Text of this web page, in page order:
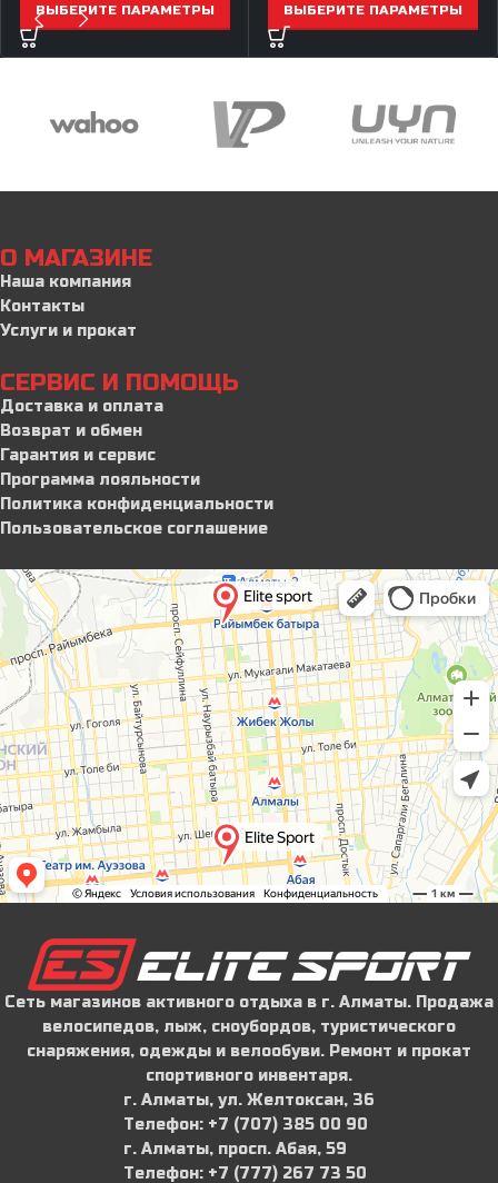
ВЫБЕРИТЕ ПАРАМЕТРЫ ВЫБЕРИТЕ ПАРАМЕТРЫ
О МАГАЗИНЕ
Наша компания
Контакты
Услуги и прокат
СЕРВИС И ПОМОЩЬ
Доставка и оплата
Возврат и обмен
Гарантия и сервис
Программа лояльности
Политика конфиденциальности
Пользовательское соглашение
Сеть магазинов активного отдыха в г. Алматы. Продажа
велосипедов, лыж, сноубордов, туристического
снаряжения, одежды и велообуви. Ремонт и прокат
спортивного инвентаря.
г. Алматы, ул. Желтоксан, 36
Телефон: ‪+7 (707) 385 00 90‬
г. Алматы, просп. Абая, 59
Телефон: ‪+7 (777) 267 73 50